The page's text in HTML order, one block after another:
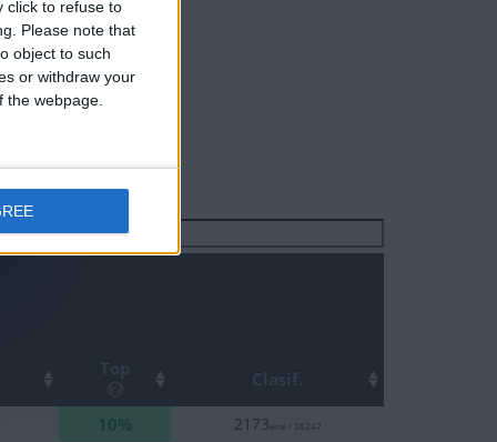
click to refuse to
Please note that
object to such
or withdraw your
webpage.
Buscar:
Top Clasif.
10% 2173eme / 38247